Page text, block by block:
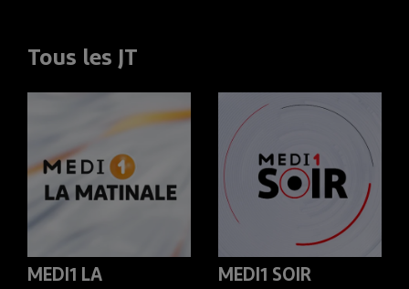
Tous les JT
MEDI1 LA
MEDI1 SOIR